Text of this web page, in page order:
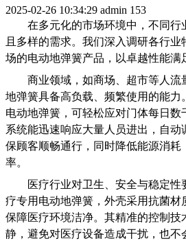
2025-02-26 10:34:29 admin 153
在多元化的市场环境中，不同
且多样的需求。我们深入调研各行
场的电动地弹簧产品，以卓越性能满
商业领域，如商场、超市等人流
地弹簧具备高负载、频繁使用的能
电动地弹簧，可轻松应对门体每日
系统能迅速响应大量人员进出，自
保顾客顺畅通行，同时降低能源消耗
率。
医疗行业对卫生、安全与稳定
疗专用电动地弹簧，外壳采用抗菌材
保障医疗环境洁净。其精准的控制技
静，避免对医疗设备造成干扰，也不